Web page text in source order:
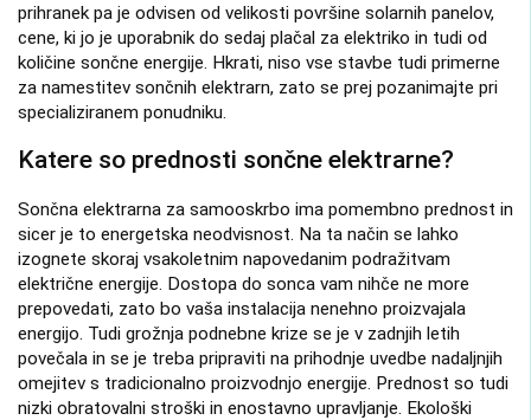
prihranek pa je odvisen od velikosti površine solarnih panelov,
cene, ki jo je uporabnik do sedaj plačal za elektriko in tudi od
količine sončne energije. Hkrati, niso vse stavbe tudi primerne
za namestitev sončnih elektrarn, zato se prej pozanimajte pri
specializiranem ponudniku.
Katere so prednosti sončne elektrarne?
Sončna elektrarna za samooskrbo ima pomembno prednost in
sicer je to energetska neodvisnost. Na ta način se lahko
izognete skoraj vsakoletnim napovedanim podražitvam
električne energije. Dostopa do sonca vam nihče ne more
prepovedati, zato bo vaša instalacija nenehno proizvajala
energijo. Tudi grožnja podnebne krize se je v zadnjih letih
povečala in se je treba pripraviti na prihodnje uvedbe nadaljnjih
omejitev s tradicionalno proizvodnjo energije. Prednost so tudi
nizki obratovalni stroški in enostavno upravljanje. Ekološki